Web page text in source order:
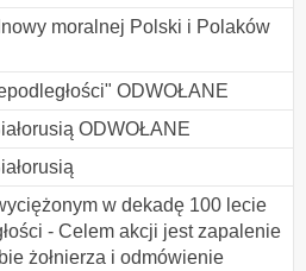
moralnej Polski i Polaków
ODWOŁANE
ODWOŁANE
w dekadę 100 lecie
- Celem akcji jest zapalenie
żołnierza i odmówienie